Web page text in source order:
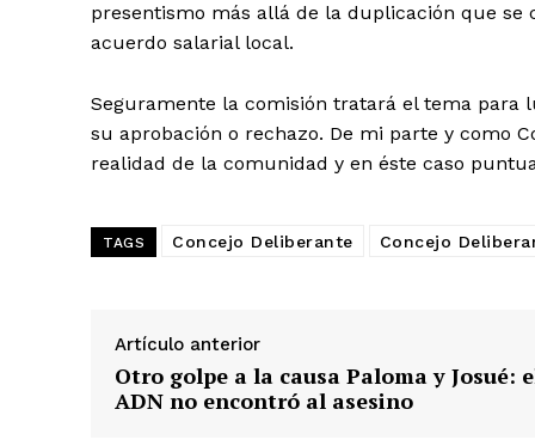
presentismo más allá de la duplicación que
acuerdo salarial local.
Seguramente la comisión tratará el tema para
su aprobación o rechazo. De mi parte y como
realidad de la comunidad y en éste caso
TAGS Concejo Deliberante Concejo
Artículo anterior
Otro golpe a la causa Paloma y Josué:
ADN no encontró al asesino